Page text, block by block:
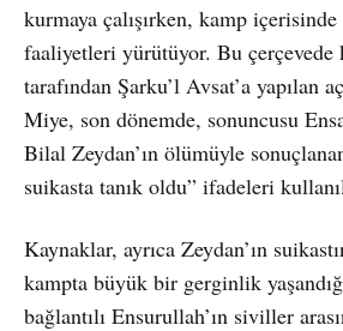
kurmaya çalışırken, kamp
faaliyetleri yürütüyor. Bu çerçevede
tarafından Şarku’l Avsat’a yapılan
Miye, son dönemde, sonuncusu
Bilal Zeydan’ın ölümüyle
suikasta tanık oldu” ifadeleri
Kaynaklar, ayrıca Zeydan’ın
kampta büyük bir gerginlik
bağlantılı Ensurullah’ın siviller